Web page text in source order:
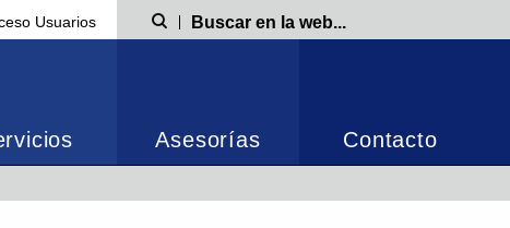
Usuarios Búsqueda
Asesorías Contacto